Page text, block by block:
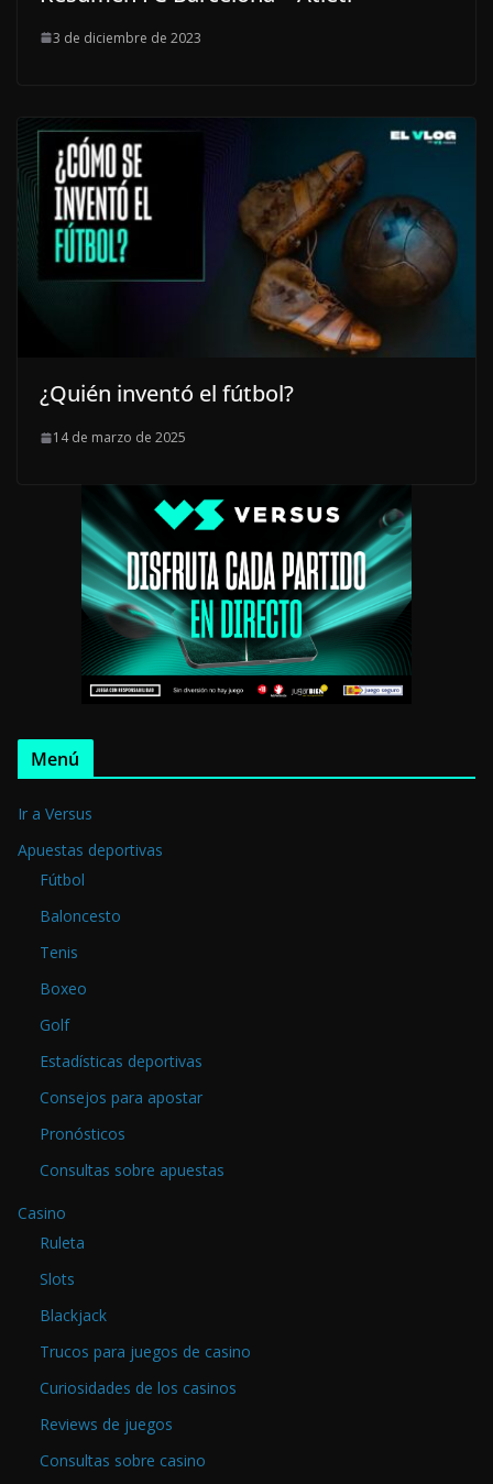
3 de diciembre de 2023
¿Quién inventó el fútbol?
14 de marzo de 2025
Menú
Ir a Versus
Apuestas deportivas
Fútbol
Baloncesto
Tenis
Boxeo
Golf
Estadísticas deportivas
Consejos para apostar
Pronósticos
Consultas sobre apuestas
Casino
Ruleta
Slots
Blackjack
Trucos para juegos de casino
Curiosidades de los casinos
Reviews de juegos
Consultas sobre casino